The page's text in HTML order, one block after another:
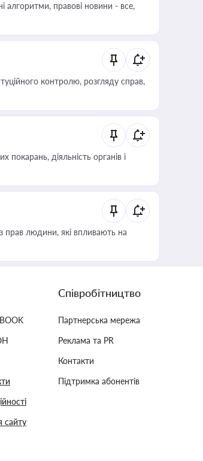
алгоритми, правові новини - все,
контролю, розгляду справ,
діяльність органів і
прав людини, які впливають на
сайту
Співробітництво
Партнерська мережа
Реклама та PR
Контакти
Підтримка абонентів